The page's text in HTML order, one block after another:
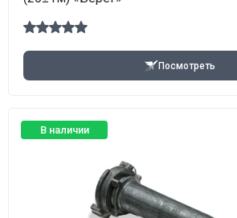
Посмотреть
В наличии